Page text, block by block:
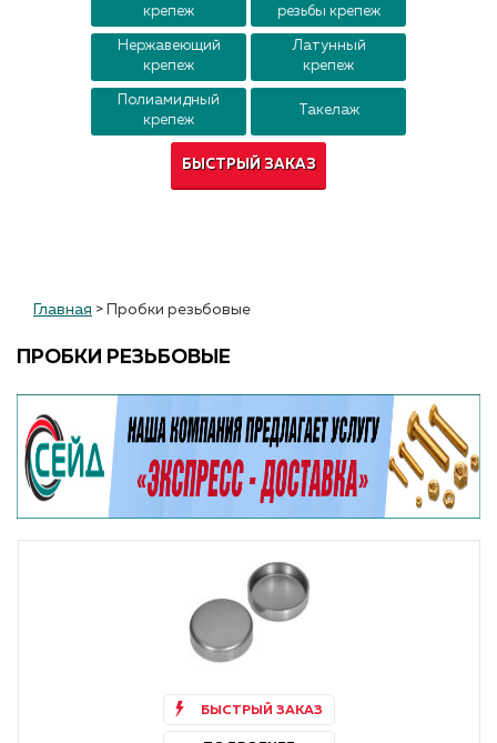
крепеж
резьбы крепеж
Нержавеющий
крепеж
Латунный
крепеж
Полиамидный
крепеж
Такелаж
БЫСТРЫЙ ЗАКАЗ
Главная > Пробки резьбовые
ПРОБКИ РЕЗЬБОВЫЕ
БЫСТРЫЙ ЗАКАЗ